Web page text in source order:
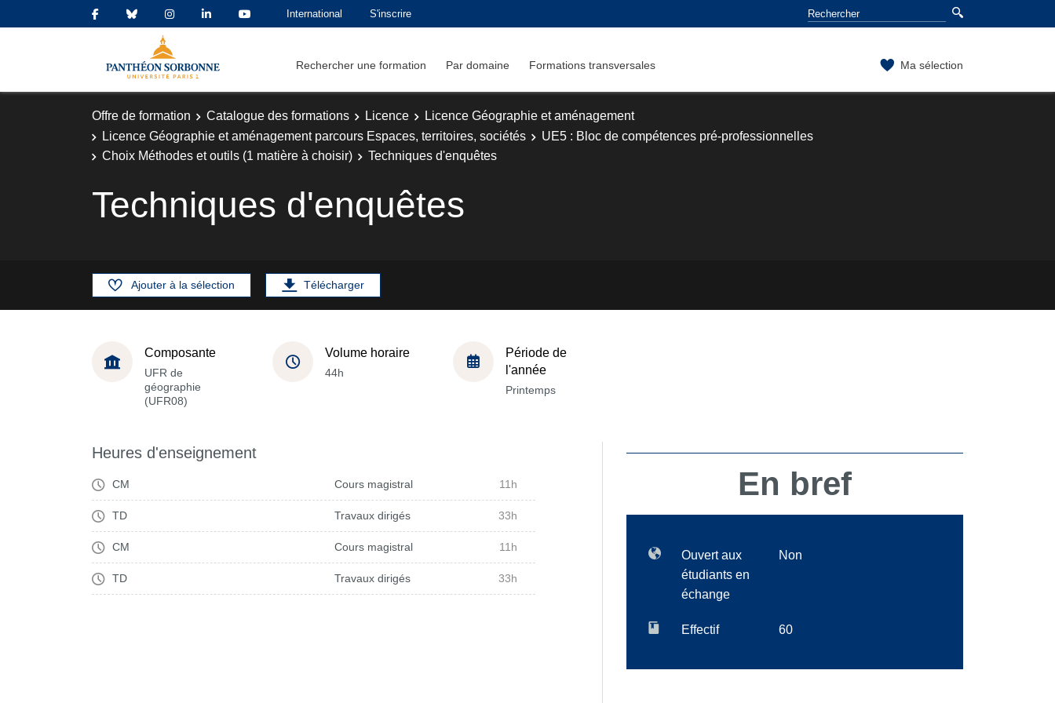
International S'inscrire
Rechercher une formation Par domaine Formations transversales Ma sélection
Offre de formation Catalogue des formations Licence
Licence Géographie et aménagement
Licence Géographie et aménagement parcours Espaces, territoires, sociétés
UE5 : Bloc de compétences pré-professionnelles
Choix Méthodes et outils (1 matière à choisir)
Techniques d'enquêtes
Techniques d'enquêtes
Ajouter à la sélection Télécharger
Composante
UFR de
géographie
(UFR08)
Volume horaire
44h
Période de
l'année
Printemps
Heures d'enseignement
CM Cours magistral 11h
TD Travaux dirigés 33h
CM Cours magistral 11h
TD Travaux dirigés 33h
En bref
Ouvert aux
étudiants en
échange
Non
Effectif 60